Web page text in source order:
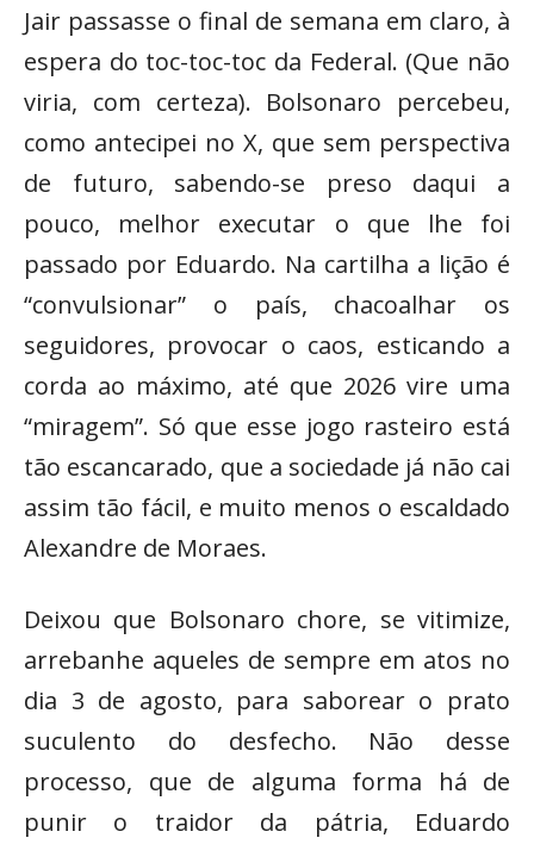
Jair passasse o final de semana em claro, à
espera do toc-toc-toc da Federal. (Que não
viria, com certeza). Bolsonaro percebeu,
como antecipei no X, que sem perspectiva
de futuro, sabendo-se preso daqui a
pouco, melhor executar o que lhe foi
passado por Eduardo. Na cartilha a lição é
“convulsionar” o país, chacoalhar os
seguidores, provocar o caos, esticando a
corda ao máximo, até que 2026 vire uma
“miragem”. Só que esse jogo rasteiro está
tão escancarado, que a sociedade já não cai
assim tão fácil, e muito menos o escaldado
Alexandre de Moraes.
Deixou que Bolsonaro chore, se vitimize,
arrebanhe aqueles de sempre em atos no
dia 3 de agosto, para saborear o prato
suculento do desfecho. Não desse
processo, que de alguma forma há de
punir o traidor da pátria, Eduardo